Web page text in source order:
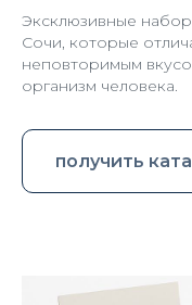
Эксклюзивные
Сочи, которые
неповторимым
организм человека.
получить